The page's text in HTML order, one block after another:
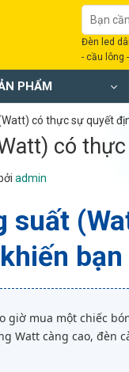
Tìm
kiếm:
Đèn led
- cầu lông
PHẨM
có thực sự quyết
có
admin
suất
giờ mua một chiếc
Watt càng cao, đèn